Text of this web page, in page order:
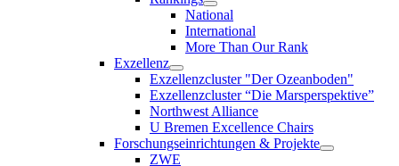
National
International
More Than Our Rank
Exzellenz
Exzellenzcluster "Der Ozeanboden"
Exzellenzcluster “Die Marsperspektive”
Northwest Alliance
U Bremen Excellence Chairs
Forschungseinrichtungen & Projekte
ZWE